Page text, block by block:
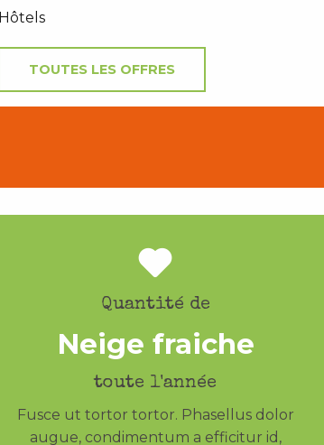
Hôtels
TOUTES LES OFFRES
Quantité de
Neige fraiche
toute l'année
Fusce ut tortor tortor. Phasellus dolor
augue, condimentum a efficitur id,